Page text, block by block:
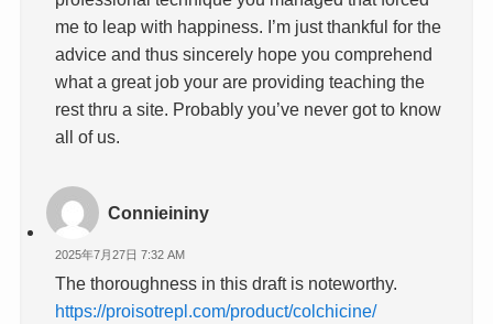
me to leap with happiness. I’m just thankful for the
advice and thus sincerely hope you comprehend
what a great job your are providing teaching the
rest thru a site. Probably you’ve never got to know
all of us.
Connieininy
2025年7月27日 7:32 AM
The thoroughness in this draft is noteworthy.
https://proisotrepl.com/product/colchicine/